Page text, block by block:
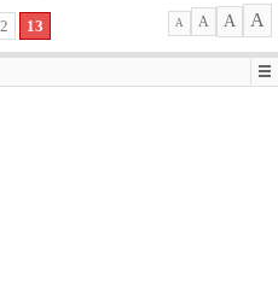
13 A A A A